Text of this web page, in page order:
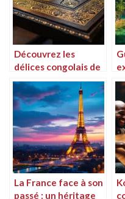
Découvrez les
délices congolais de
Mbamou, une table
incontournable à
Rouen
La France face à son
passé : un héritage